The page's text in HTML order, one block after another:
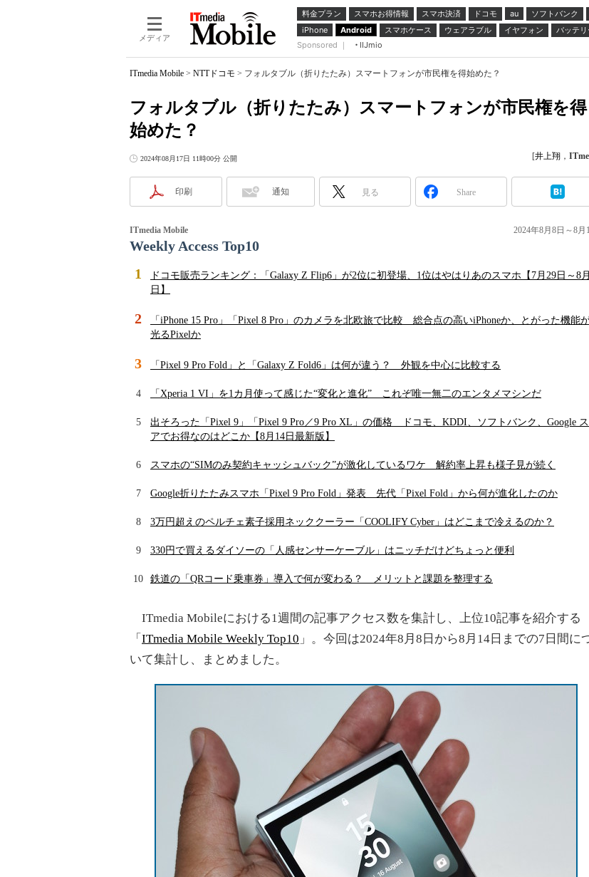
メディア
料金プラン スマホお得情報 スマホ決済 ドコモ au ソフトバンク
iPhone
Android スマホケース ウェアラブル イヤフォン バッテリ
Sponsored ｜
IIJmio
ITmedia Mobile > NTTドコモ > フォルタブル（折りたたみ）スマートフォンが市民権を得始めた？
フォルタブル（折りたたみ）スマートフォンが市民権を得
始めた？
2024年08月17日 11時00分 公開 [井上翔 ，
印刷 通知 見る Share
ITmedia Mobile
Weekly Access Top10
2024年8月8日～8月
1
ドコモ販売ランキング：「Galaxy Z Flip6」が2位に初登場、1位はやはりあのスマホ【7月29日～8
日】
2
「iPhone 15 Pro」「Pixel 8 Pro」のカメラを北欧旅で比較 総合点の高いiPhoneか、とがった機能
光るPixelか
3 「Pixel 9 Pro Fold」と「Galaxy Z Fold6」は何が違う？ 外観を中心に比較する
4 「Xperia 1 VI」を1カ月使って感じた“変化と進化” これぞ唯一無二のエンタメマシンだ
5
出そろった「Pixel 9」「Pixel 9 Pro／9 Pro XL」の価格 ドコモ、KDDI、ソフトバンク、Google ス
アでお得なのはどこか【8月14日最新版】
6 スマホの“SIMのみ契約キャッシュバック”が激化しているワケ 解約率上昇も様子見が続く
7 Google折りたたみスマホ「Pixel 9 Pro Fold」発表 先代「Pixel Fold」から何が進化したのか
8 3万円超えのペルチェ素子採用ネッククーラー「COOLIFY Cyber」はどこまで冷えるのか？
9 330円で買えるダイソーの「人感センサーケーブル」はニッチだけどちょっと便利
10 鉄道の「QRコード乗車券」導入で何が変わる？ メリットと課題を整理する
ITmedia Mobileにおける1週間の記事アクセス数を集計し、上位10記事を紹介する
「 ITmedia Mobile Weekly Top10 」。今回は2024年8月8日から8月14日までの7日間に
いて集計し、まとめました。